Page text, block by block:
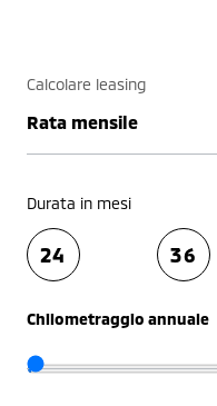
Calcolare leasing
Rata mensile
Durata in mesi
24 36
Chilometraggio annuale